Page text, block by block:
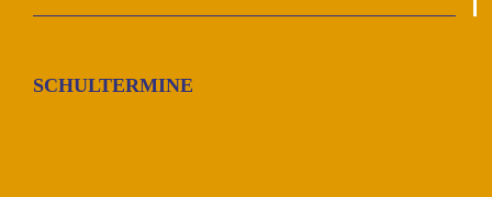
SCHULTERMINE